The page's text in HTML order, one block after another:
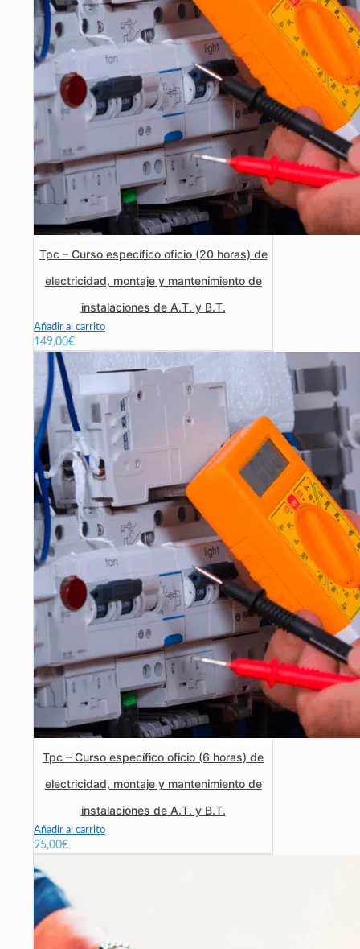
Tpc – Curso específico oficio (20 horas) de
electricidad, montaje y mantenimiento de
instalaciones de A.T. y B.T.
Añadir al carrito
149,00€
Tpc – Curso específico oficio (6 horas) de
electricidad, montaje y mantenimiento de
instalaciones de A.T. y B.T.
Añadir al carrito
95,00€